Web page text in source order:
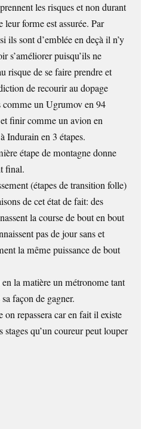
les risques et non durant
forme est assurée. Par
ils sont d’emblée en deçà il n’y
s’améliorer puisqu’ils ne
risque de se faire prendre et
de recourir au dopage
comme un Ugrumov en 94
finir comme un avion en
Indurain en 3 étapes.
étape de montagne donne
final.
(étapes de transition folle)
de cet état de fait: des
la course de bout en bout
pas de jour sans et
la même puissance de bout
la matière un métronome tant
façon de gagner.
on repassera car en fait il existe
stages qu’un coureur peut louper